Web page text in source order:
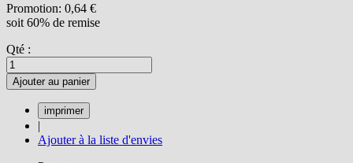
Promotion: 0,64 €
soit 60% de remise
Qté :
Ajouter au panier
|
Ajouter à la liste d'envies